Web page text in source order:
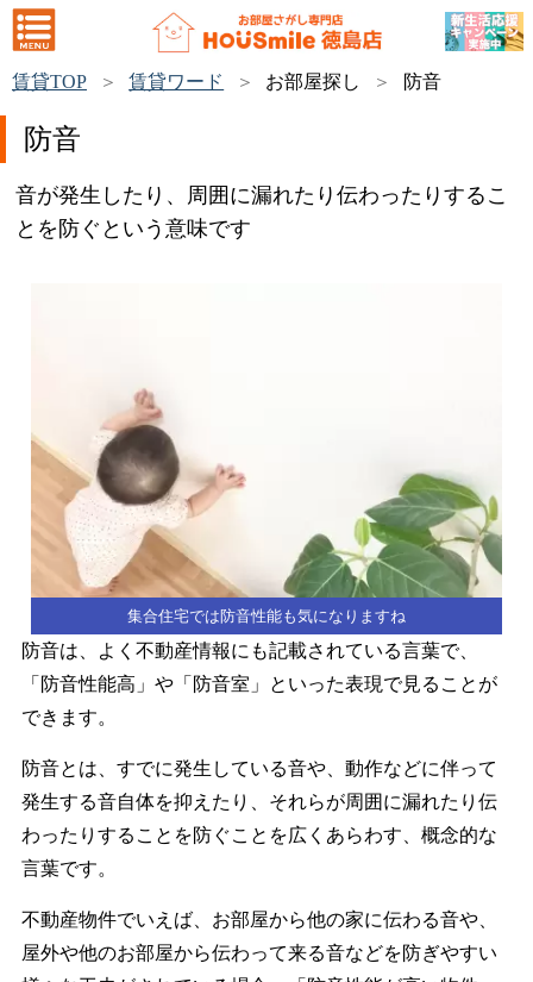
賃貸TOP 賃貸ワード お部屋探し 防音
防音
音が発生したり、周囲に漏れたり伝わったりするこ
とを防ぐという意味です
集合住宅では防音性能も気になりますね
防音は、よく不動産情報にも記載されている言葉で、
「防音性能高」や「防音室」といった表現で見ることが
できます。
防音とは、すでに発生している音や、動作などに伴って
発生する音自体を抑えたり、それらが周囲に漏れたり伝
わったりすることを防ぐことを広くあらわす、概念的な
言葉です。
不動産物件でいえば、お部屋から他の家に伝わる音や、
屋外や他のお部屋から伝わって来る音などを防ぎやすい